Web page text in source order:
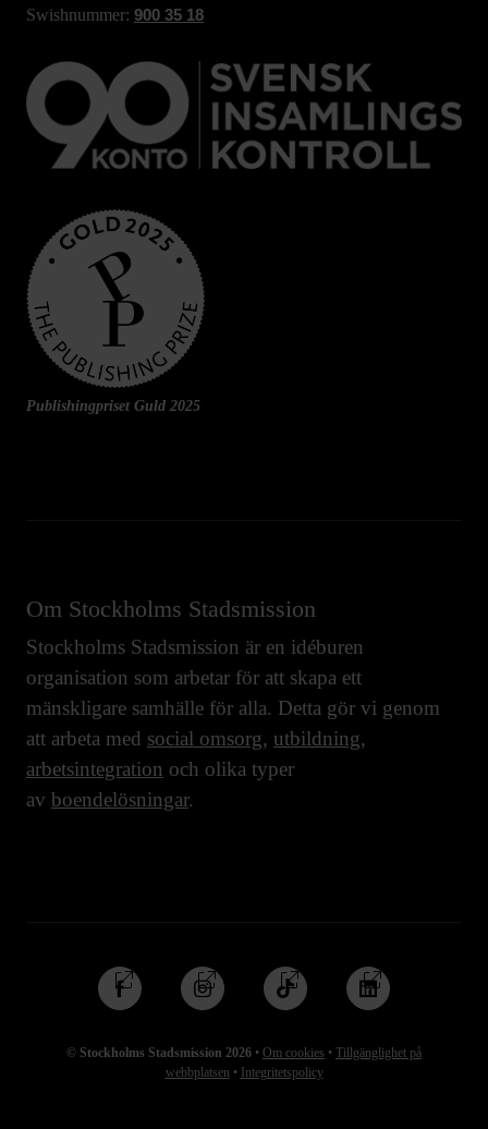
Swishnummer: 900 35 18
Publishingpriset Guld 2025
Om Stockholms Stadsmission
Stockholms Stadsmission är en idéburen
organisation som arbetar för att skapa ett
mänskligare samhälle för alla. Detta gör vi genom
att arbeta med social omsorg, utbildning,
arbetsintegration och olika typer
av boendelösningar.
© Stockholms Stadsmission 2026 • Om cookies • Tillgänglighet på
webbplatsen • Integritetspolicy
Följ
oss
Facebook
Följ
oss
Instagram
Följ
oss
TikTok
Följ
oss
Linkedin